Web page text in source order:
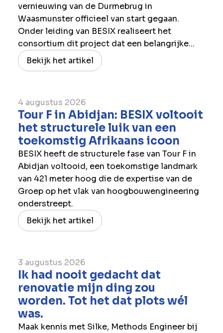
vernieuwing van de Durmebrug in
Waasmunster officieel van start gegaan.
Onder leiding van BESIX realiseert het
consortium dit project dat een belangrijke...
Bekijk het artikel
4 augustus 2026
Tour F in Abidjan: BESIX voltooit
het structurele luik van een
toekomstig Afrikaans icoon
BESIX heeft de structurele fase van Tour F in
Abidjan voltooid, een toekomstige landmark
van 421 meter hoog die de expertise van de
Groep op het vlak van hoogbouwengineering
onderstreept.
Bekijk het artikel
3 augustus 2026
Ik had nooit gedacht dat
renovatie mijn ding zou
worden. Tot het dat plots wél
was.
Maak kennis met Silke, Methods Engineer bij